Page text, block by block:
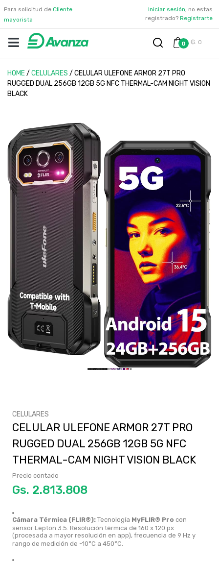
Para solicitud de Cliente
mayorista
Iniciar sesión, no estas
registrado? Registrarte
0 ₲. 0
HOME/ CELULARES / CELULAR ULEFONE ARMOR 27T PRO
RUGGED DUAL 256GB 12GB 5G NFC THERMAL-CAM NIGHT VISION
BLACK
CELULARES
CELULAR ULEFONE ARMOR 27T PRO
RUGGED DUAL 256GB 12GB 5G NFC
THERMAL-CAM NIGHT VISION BLACK
Precio contado
Gs.
Cámara Térmica (FLIR®): Tecnología MyFLIR® Pro con
sensor Lepton 3.5. Resolución térmica de 160 x 120 px
(procesada a mayor resolución en app), frecuencia de 9 Hz y
rango de medición de -10°C a 450°C.